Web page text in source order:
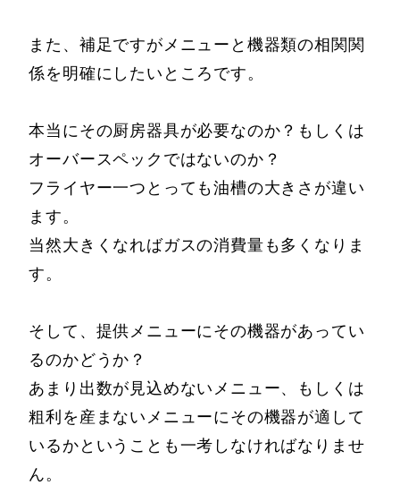
また、補足ですがメニューと機器類の相関関
係を明確にしたいところです。
本当にその厨房器具が必要なのか？もしくは
オーバースペックではないのか？
フライヤー一つとっても油槽の大きさが違い
ます。
当然大きくなればガスの消費量も多くなりま
す。
そして、提供メニューにその機器があってい
るのかどうか？
あまり出数が見込めないメニュー、もしくは
粗利を産まないメニューにその機器が適して
いるかということも一考しなければなりませ
ん。